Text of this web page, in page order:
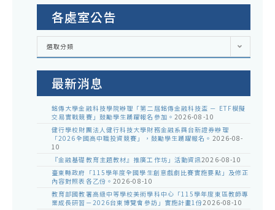
各處室公告
各
室
選取分類
最新消息
銘傳大學金融科技學院辦理「第二屆銘傳金融科技盃 － ETF模擬
交易實戰競賽」鼓勵學生踴躍報名參加。 2026-08-10
健行學校財團法人健行科技大學財務金融系與台新證券辦理
「2026全國高中職投資競賽」，鼓勵學生踴躍報名。 2026-08-
10
『金融基礎教育主題教材』推廣工作坊」活動資訊2026-08-10
臺東縣政府「115學年度全國學生創意戲劇比賽實施要點」及修正
內容對照表各乙份。 2026-08-10
教育部國教署高級中等學校美術學科中心「115學年度東區教師專
業成長研習－2026台東博覽會參訪」實施計畫1份2026-08-10